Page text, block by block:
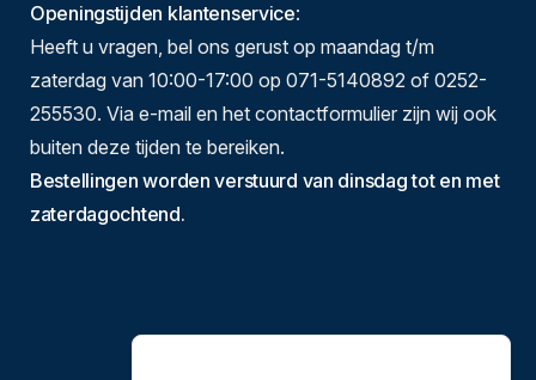
Openingstijden klantenservice:
Heeft u vragen, bel ons gerust op maandag t/m
zaterdag van 10:00-17:00 op 071-5140892 of 0252-
255530. Via e-mail en het contactformulier zijn wij ook
buiten deze tijden te bereiken.
Bestellingen worden verstuurd van dinsdag tot en met
zaterdagochtend.